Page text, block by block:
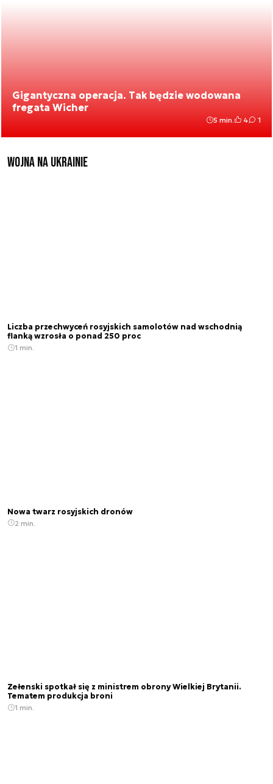
Gigantyczna operacja. Tak będzie wodowana
fregata Wicher
5 min. 4 1
Wojna na Ukrainie
Liczba przechwyceń rosyjskich samolotów nad wschodnią
flanką wzrosła o ponad 250 proc
1 min.
Nowa twarz rosyjskich dronów
2 min.
Zełenski spotkał się z ministrem obrony Wielkiej Brytanii.
Tematem produkcja broni
1 min.